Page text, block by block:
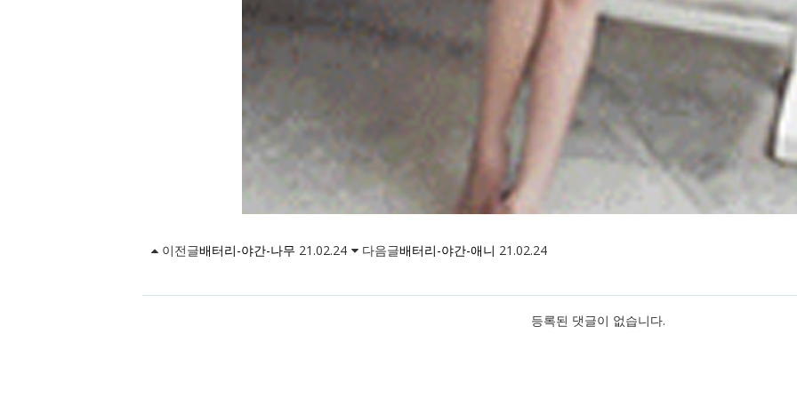
이전글배터리-야간-나무 21.02.24 다음글배터리-야간-애니 21.02.24
등록된 댓글이 없습니다.